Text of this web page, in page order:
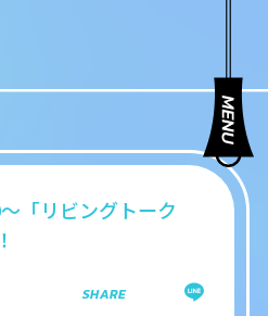
「リビングトーク
SHARE